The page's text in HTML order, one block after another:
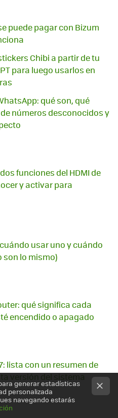
puede pagar con Bizum
Chibi a partir de tu
para luego usarlos en
qué son, qué
números desconocidos y
dos funciones del HDMI de
y activar para
usar uno y cuándo
son lo mismo)
qué significa cada
encendido o apagado
lista con un resumen de
versión del sistema
generar estadísticas
personalizada
navegando estarás